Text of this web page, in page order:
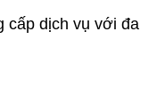
cấp dịch vụ với đa